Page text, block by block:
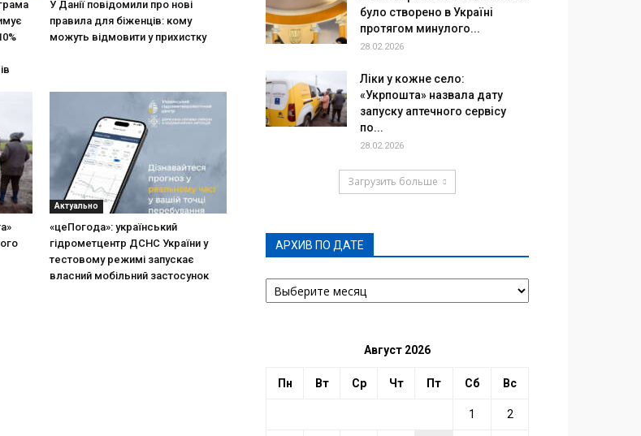
У Данії повідомили про нові
правила для біженців: кому
можуть відмовити у прихистку
Актуально
«цеПогода»: український
гідрометцентр ДСНС України у
тестовому режимі запускає
власний мобільний застосунок
було створено в Україні
протягом минулого...
28.02.2026
Ліки у кожне село:
«Укрпошта» назвала дату
запуску аптечного сервісу
по...
28.02.2026
Загрузить больше
АРХИВ ПО ДАТЕ
АРХИВ
ПО
Август 2026
Пн Вт Ср Чт Пт Сб Вс
1 2